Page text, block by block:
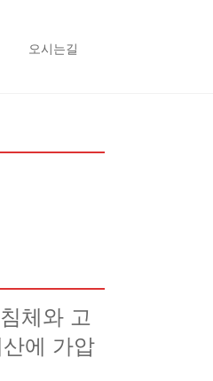
오시는길
체와 고
에 가압